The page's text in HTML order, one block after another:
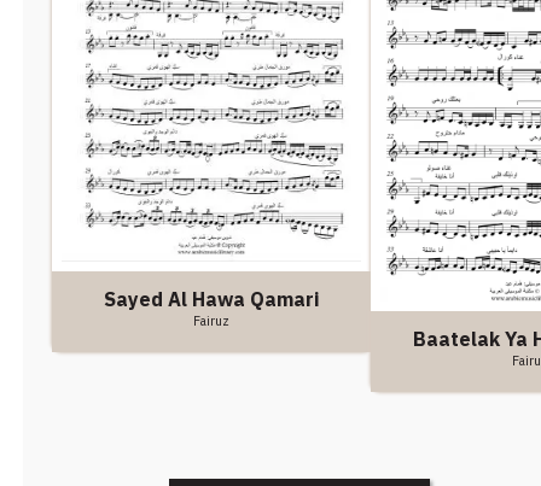
Sayed Al Hawa Qamari
Fairuz
Baatelak Ya